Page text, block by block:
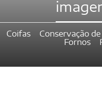
Coifas Conservação
Fornos